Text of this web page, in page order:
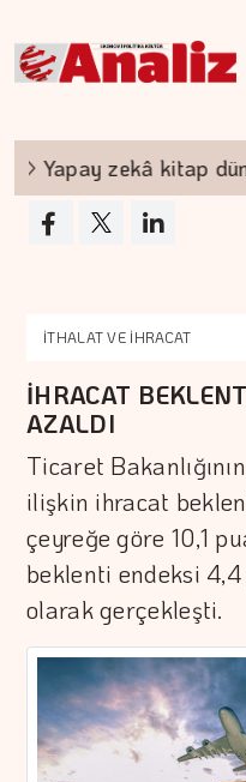
zekâ kitap
İTHALAT VE İHRACAT
İHRACAT
AZALDI
Ticaret
ilişkin ihracat
çeyreğe göre 10,1
beklenti endeksi
olarak gerçekleşti.